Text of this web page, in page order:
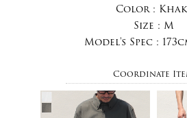
Color :
Size : M
Model's Spec :
Coordinate